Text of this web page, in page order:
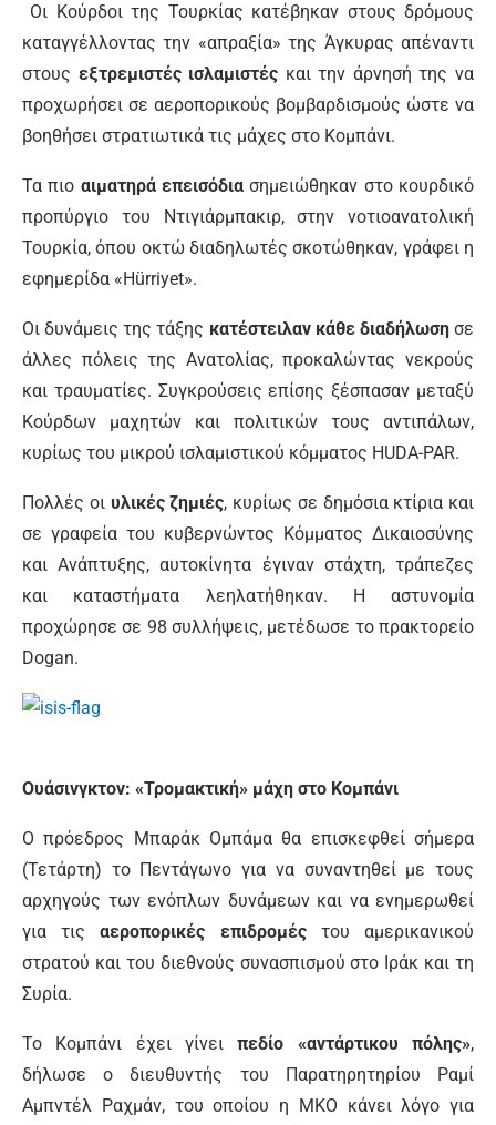
Οι Κούρδοι της Τουρκίας κατέβηκαν στους δρόμους
καταγγέλλοντας την «απραξία» της Άγκυρας απέναντι
στους εξτρεμιστές ισλαμιστές και την άρνησή της να
προχωρήσει σε αεροπορικούς βομβαρδισμούς ώστε να
βοηθήσει στρατιωτικά τις μάχες στο Κομπάνι.
Τα πιο αιματηρά επεισόδια σημειώθηκαν στο κουρδικό
προπύργιο του Ντιγιάρμπακιρ, στην νοτιοανατολική
Τουρκία, όπου οκτώ διαδηλωτές σκοτώθηκαν, γράφει η
εφημερίδα «Hürriyet».
Οι δυνάμεις της τάξης κατέστειλαν κάθε διαδήλωσησε
άλλες πόλεις της Ανατολίας, προκαλώντας νεκρούς
και τραυματίες. Συγκρούσεις επίσης ξέσπασαν μεταξύ
Κούρδων μαχητών και πολιτικών τους αντιπάλων,
κυρίως του μικρού ισλαμιστικού κόμματος HUDA-PAR.
Πολλές οι υλικές ζημιές, κυρίως σε δημόσια κτίρια και
σε γραφεία του κυβερνώντος Κόμματος Δικαιοσύνης
και Ανάπτυξης, αυτοκίνητα έγιναν στάχτη, τράπεζες
και καταστήματα λεηλατήθηκαν. Η αστυνομία
προχώρησε σε 98 συλλήψεις, μετέδωσε το πρακτορείο
Dogan.
Ουάσινγκτον: «Τρομακτική» μάχη στο Κομπάνι
Ο πρόεδρος Μπαράκ Ομπάμα θα επισκεφθεί σήμερα
(Τετάρτη) το Πεντάγωνο για να συναντηθεί με τους
αρχηγούς των ενόπλων δυνάμεων και να ενημερωθεί
για τιςαεροπορικές επιδρομέςτου αμερικανικού
στρατού και του διεθνούς συνασπισμού στο Ιράκ και τη
Συρία.
Το Κομπάνι έχει γίνειπεδίο «αντάρτικου πόλης»,
δήλωσε ο διευθυντής του Παρατηρητηρίου Ραμί
Αμπντέλ Ραχμάν, του οποίου η ΜΚΟ κάνει λόγο για